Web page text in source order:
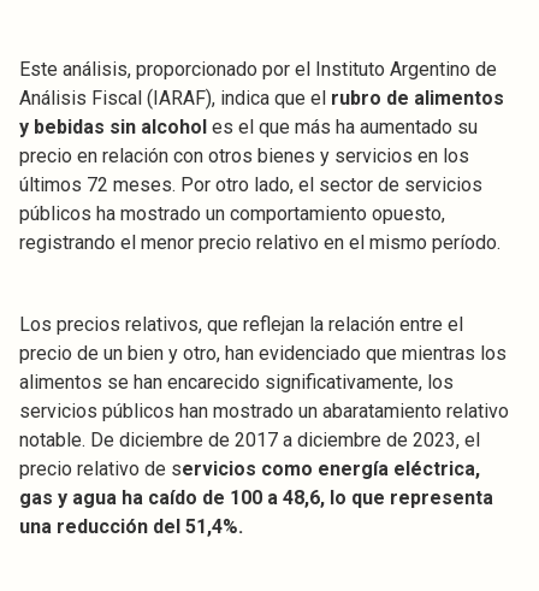
Este análisis, proporcionado por el Instituto Argentino de
Análisis Fiscal (IARAF), indica que el rubro de alimentos
y bebidas sin alcohol es el que más ha aumentado su
precio en relación con otros bienes y servicios en los
últimos 72 meses. Por otro lado, el sector de servicios
públicos ha mostrado un comportamiento opuesto,
registrando el menor precio relativo en el mismo período.
Los precios relativos, que reflejan la relación entre el
precio de un bien y otro, han evidenciado que mientras los
alimentos se han encarecido significativamente, los
servicios públicos han mostrado un abaratamiento relativo
notable. De diciembre de 2017 a diciembre de 2023, el
precio relativo de servicios como energía eléctrica,
gas y agua ha caído de 100 a 48,6, lo que representa
una reducción del 51,4%.